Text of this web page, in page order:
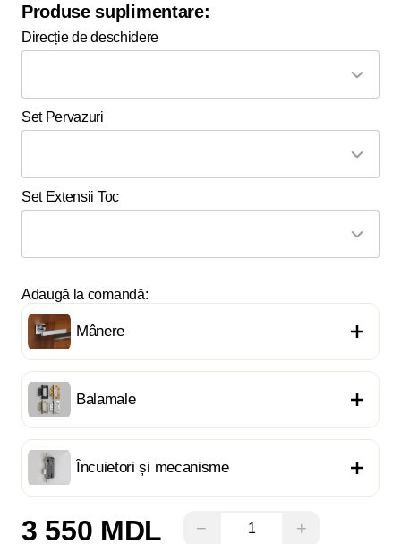
Produse suplimentare:
Direcție de deschidere
Set Pervazuri
Set Extensii Toc
Adaugă la comandă:
Mânere
Balamale
Încuietori și mecanisme
3 550 MDL − +